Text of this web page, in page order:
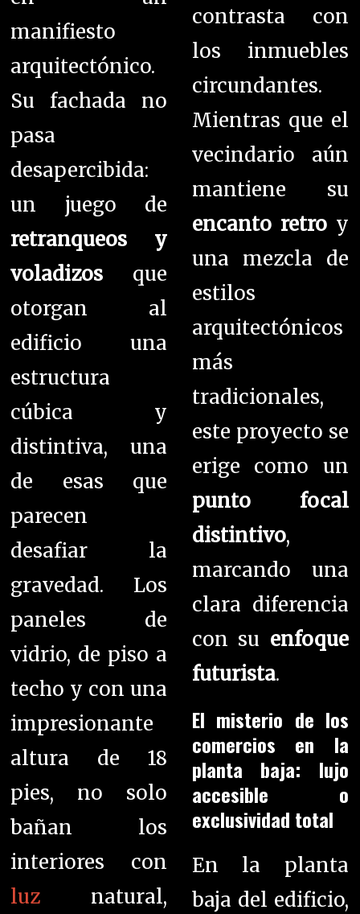
manifiesto
arquitectónico.
Su fachada no
pasa
desapercibida:
un juego de
retranqueos y
voladizos que
otorgan al
edificio una
estructura
cúbica y
distintiva, una
de esas que
parecen
desafiar la
gravedad. Los
paneles de
vidrio, de piso a
techo y con una
impresionante
altura de 18
pies, no solo
bañan los
interiores con
luz natural,
contrasta con
los inmuebles
circundantes.
Mientras que el
vecindario aún
mantiene su
encanto retroy
una mezcla de
estilos
arquitectónicos
más
tradicionales,
este proyecto se
erige como un
punto focal
distintivo,
marcando una
clara diferencia
con su enfoque
futurista.
El misterio de los
comercios en la
planta baja: lujo
accesible o
exclusividad total
En la planta
baja del edificio,